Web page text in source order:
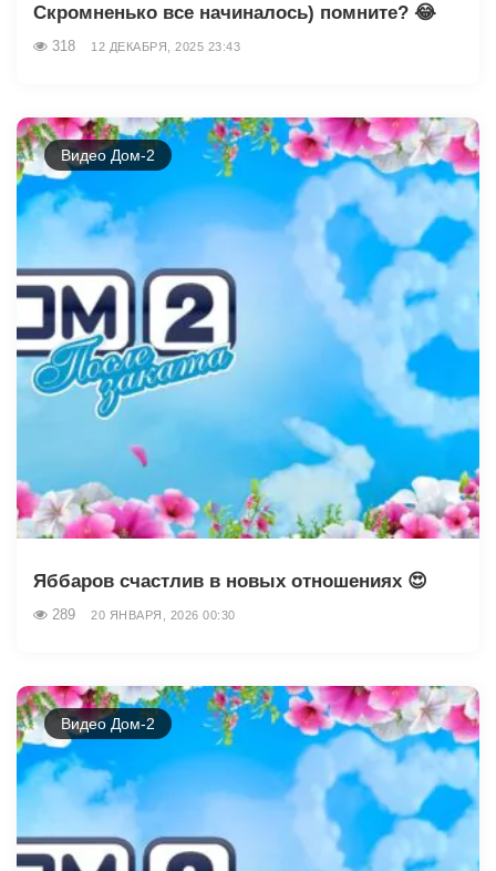
Скромненько все начиналось) помните? 😂
318 12 ДЕКАБРЯ, 2025 23:43
Видео Дом-2
Яббаров счастлив в новых отношениях 😍
289 20 ЯНВАРЯ, 2026 00:30
Видео Дом-2